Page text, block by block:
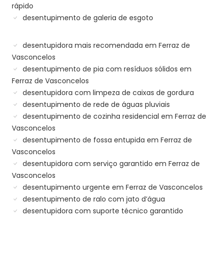
rápido
desentupimento de galeria de esgoto
desentupidora mais recomendada em Ferraz de
Vasconcelos
desentupimento de pia com resíduos sólidos em
Ferraz de Vasconcelos
desentupidora com limpeza de caixas de gordura
desentupimento de rede de águas pluviais
desentupimento de cozinha residencial em Ferraz de
Vasconcelos
desentupimento de fossa entupida em Ferraz de
Vasconcelos
desentupidora com serviço garantido em Ferraz de
Vasconcelos
desentupimento urgente em Ferraz de Vasconcelos
desentupimento de ralo com jato d’água
desentupidora com suporte técnico garantido